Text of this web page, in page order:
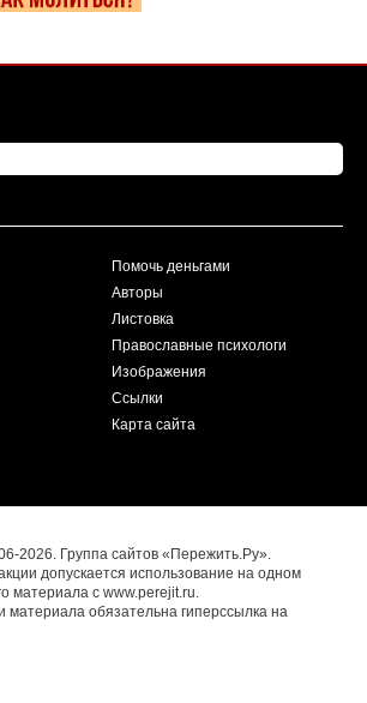
Помочь деньгами
Авторы
Листовка
Православные психологи
Изображения
Ссылки
Карта сайта
2026. Группа сайтов «Пережить.Ру».
допускается использование на одном
материала с www.perejit.ru.
материала обязательна гиперссылка на